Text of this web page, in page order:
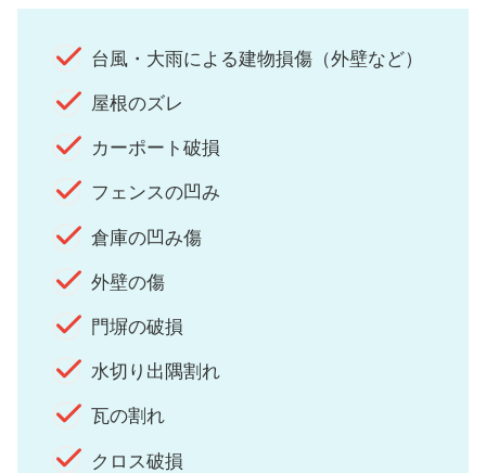
台風・大雨による建物損傷（外壁など）
屋根のズレ
カーポート破損
フェンスの凹み
倉庫の凹み傷
外壁の傷
門塀の破損
水切り出隅割れ
瓦の割れ
クロス破損